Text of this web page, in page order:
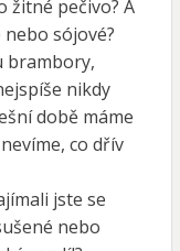
žitné pečivo? A
sójové?
brambory,
nikdy
době máme
co dřív
jste se
nebo